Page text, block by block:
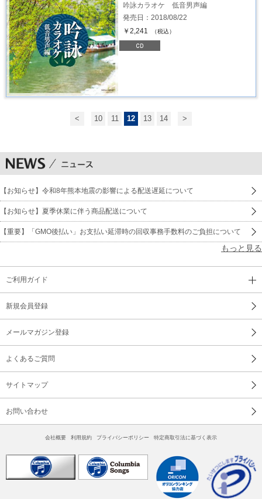
吟詠カラオケ 低音男声編
発売日：2018/08/22
￥2,241
（税込）
< 10 11 12 13 14 >
【お知らせ】令和8年熊本地震の影響による配送遅延について
【お知らせ】夏季休業に伴う商品配送について
【重要】「GMO後払い」お支払い延滞時の回収事務手数料のご負担について
もっと見る
ご利用ガイド
新規会員登録
メールマガジン登録
よくあるご質問
サイトマップ
お問い合わせ
会社概要 利用規約 プライバシーポリシー 特定商取引法に基づく表示